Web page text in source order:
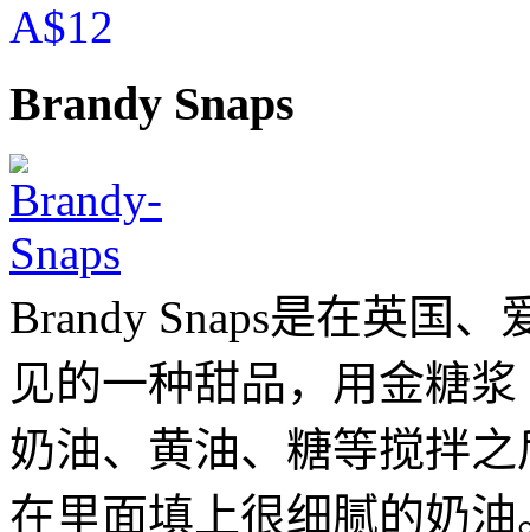
A$12
Brandy Snaps
Brandy Snaps是在英国
见的一种甜品，用金糖浆
奶油、黄油、糖等搅拌
在里面填上很细腻的奶